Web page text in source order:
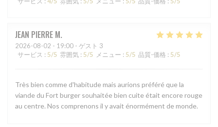
JEAN PIERRE M
2026-08-02 - 19:00 - ゲスト 3
サービス : 5/5 雰囲気 : 5/5 メニュー : 5/5 品質-価格 : 5/5
Très bien comme d'habitude mais aurions préféré que la
viande du Fort burger souhaitée bien cuite était encore rouge
au centre. Nos comprenons il y avait énormément de monde.